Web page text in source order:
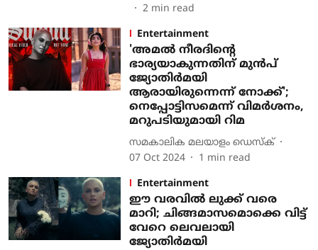
2 min read
Entertainment
'അമല്‍ നീരദിന്റെ
ഭാര്യയാകുന്നതിന് മുന്‍പ്
ജ്യോതിര്‍മയി
ആരായിരുന്നെന്ന് നോക്ക്';
നെപ്പോട്ടിസമെന്ന് വിമര്‍ശനം,
മറുപടിയുമായി റിമ
സമകാലിക മലയാളം ഡെസ്ക്
07 Oct 2024
1 min read
Entertainment
ഈ വരവിൽ ലുക്ക് വരെ
മാറി; ചിങ്ങമാസമൊക്കെ വിട്ട്
വേറെ ലെവലായി
ജ്യോതിർമയി